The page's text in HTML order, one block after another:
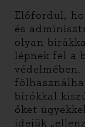
Előfordul,
és
olyan
lépnek fel a
bírókkal
őket
idejük